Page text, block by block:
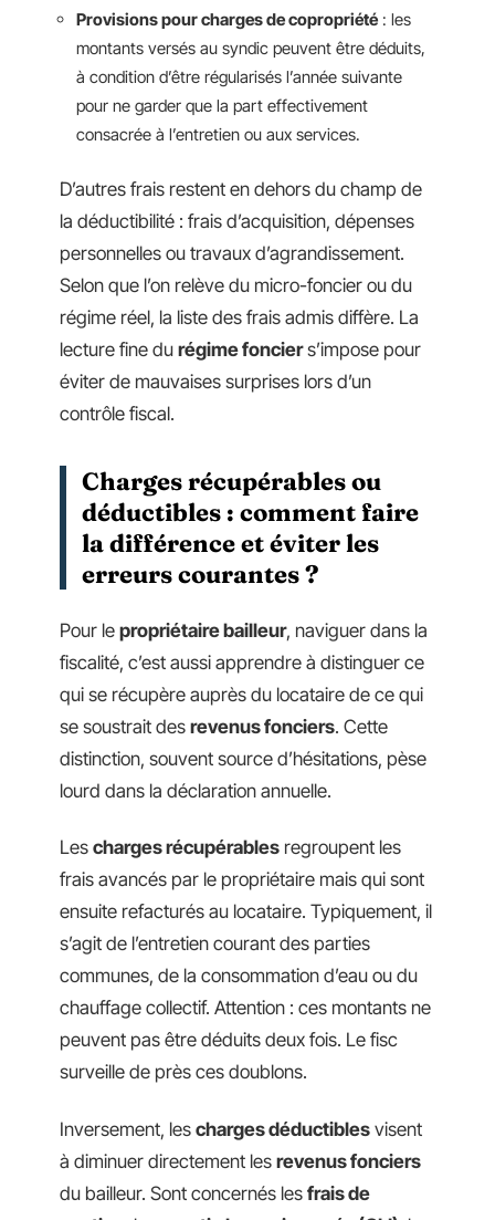
Provisions pour charges de copropriété : les
montants versés au syndic peuvent être déduits,
à condition d’être régularisés l’année suivante
pour ne garder que la part effectivement
consacrée à l’entretien ou aux services.
D’autres frais restent en dehors du champ de
la déductibilité : frais d’acquisition, dépenses
personnelles ou travaux d’agrandissement.
Selon que l’on relève du micro-foncier ou du
régime réel, la liste des frais admis diffère. La
lecture fine du régime fonciers’impose pour
éviter de mauvaises surprises lors d’un
contrôle fiscal.
Charges récupérables ou
déductibles : comment faire
la différence et éviter les
erreurs courantes ?
Pour le propriétaire bailleur, naviguer dans la
fiscalité, c’est aussi apprendre à distinguer ce
qui se récupère auprès du locataire de ce qui
se soustrait des revenus fonciers. Cette
distinction, souvent source d’hésitations, pèse
lourd dans la déclaration annuelle.
Les charges récupérables regroupent les
frais avancés par le propriétaire mais qui sont
ensuite refacturés au locataire. Typiquement, il
s’agit de l’entretien courant des parties
communes, de la consommation d’eau ou du
chauffage collectif. Attention : ces montants ne
peuvent pas être déduits deux fois. Le fisc
surveille de près ces doublons.
Inversement, les charges déductibles visent
à diminuer directement les revenus fonciers
du bailleur. Sont concernés les frais de